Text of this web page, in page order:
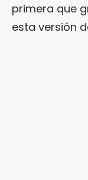
primera que
esta versión